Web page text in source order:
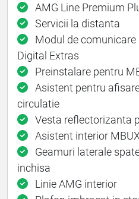
AMG Line Premium
Servicii la distanta
Modul de
Digital Extras
Preinstalare pentru
Asistent pentru
circulatie
Vesta reflectorizanta
Asistent interior
Geamuri laterale
inchisa
Linie AMG interior